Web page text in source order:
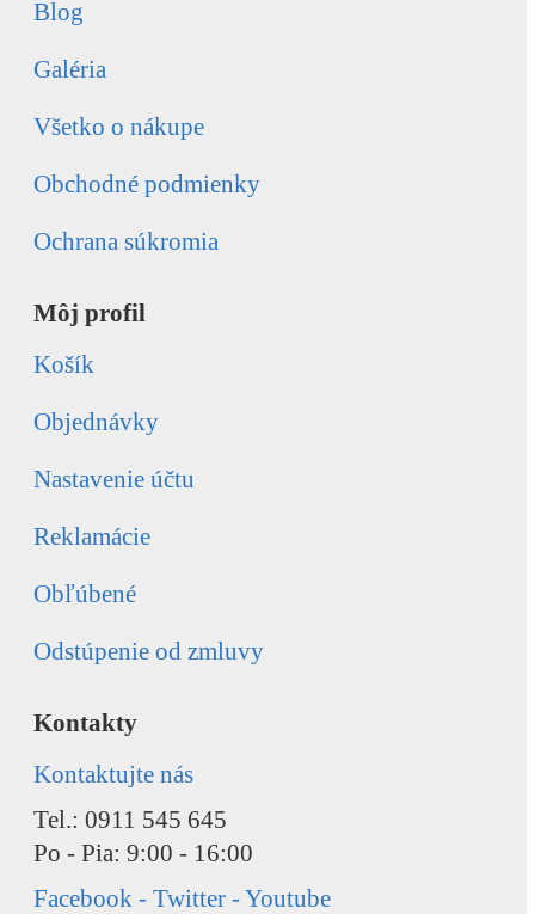
Blog
Galéria
Všetko o nákupe
Obchodné podmienky
Ochrana súkromia
Môj profil
Košík
Objednávky
Nastavenie účtu
Reklamácie
Obľúbené
Odstúpenie od zmluvy
Kontakty
Kontaktujte nás
Tel.: 0911 545 645
Po - Pia: 9:00 - 16:00
Facebook - Twitter - Youtube